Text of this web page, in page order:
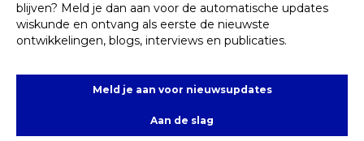
blijven? Meld je dan aan voor de automatische updates
wiskunde en ontvang als eerste de nieuwste
ontwikkelingen, blogs, interviews en publicaties.
Meld je aan voor nieuwsupdates
Aan de slag